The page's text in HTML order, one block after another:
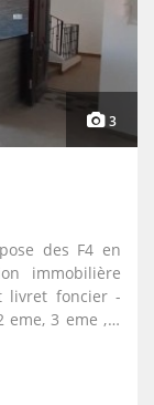
3
des F4 en
immobilière
3 eme , 4
appartement
- box de